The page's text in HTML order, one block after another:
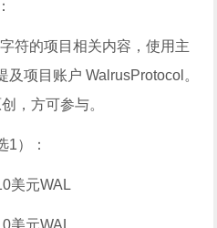
符的项目相关内容，使用主
项目账户 WalrusProtocol。
，方可参与。
1）：
美元WAL
美元WAL